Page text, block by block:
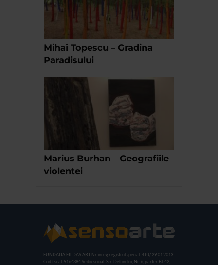
Mihai Topescu – Gradina
Paradisului
Marius Burhan – Geografiile
violentei
FUNDATIA FILDAS ART Nr inreg registrul special: 4 PJ/ 29.01.2013
Cod fiscal: 9164384 Sediu social: Str. Delfinului, Nr. 6, parter Bl. 42,